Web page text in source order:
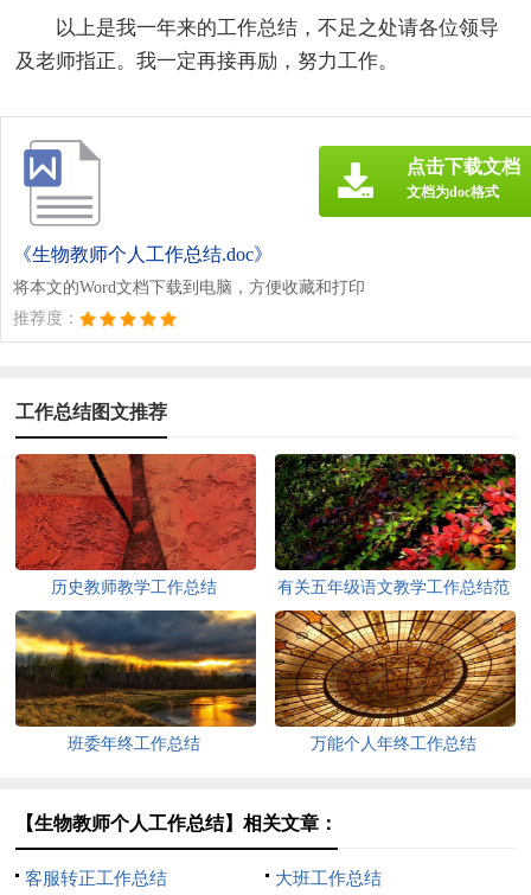
以上是我一年来的工作总结，不足之处请各位领导
及老师指正。我一定再接再励，努力工作。
《生物教师个人工作总结.doc》
将本文的Word文档下载到电脑，方便收藏和打印
推荐度：
点击下载文档
文档为doc格式
工作总结图文推荐
历史教师教学工作总结
有关五年级语文教学工作总结范
文
班委年终工作总结 万能个人年终工作总结
【生物教师个人工作总结】相关文章：
客服转正工作总结 大班工作总结